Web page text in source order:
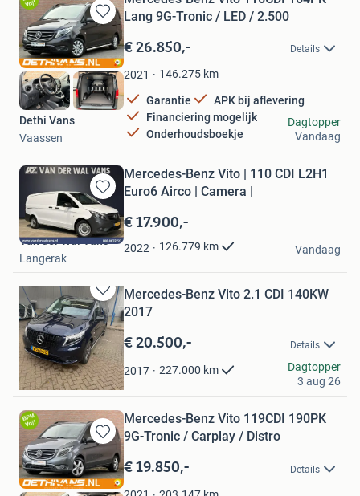
Bewaren
in
Mijn
Favorieten
Lang 9G-Tronic / LED / 2.500
€ 26.850,- Details
2021 146.275 km
Garantie
APK bij aflevering
Financiering mogelijk
Onderhoudsboekje
Dethi Vans
Vaassen
Dagtopper
Vandaag
Bewaren
in
Mijn
Favorieten
Mercedes-Benz Vito | 110 CDI L2H1
Euro6 Airco | Camera |
€ 17.900,-
2022 126.779 km
Van der Wal Vans
Langerak
Vandaag
Bewaren
in
Mijn
Favorieten
Mercedes-Benz Vito 2.1 CDI 140KW
2017
€ 20.500,- Details
2017 227.000 km
Ramo
's-Gravenhage
Dagtopper
3 aug 26
Bewaren
in
Mijn
Favorieten
Mercedes-Benz Vito 119CDI 190PK
9G-Tronic / Carplay / Distro
€ 19.850,- Details